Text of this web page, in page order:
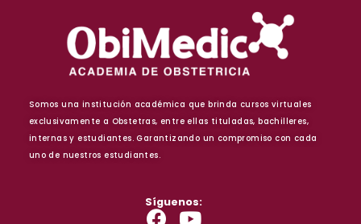
Somos una institución académica que brinda cursos virtuales
exclusivamente a Obstetras, entre ellas tituladas, bachilleres,
internas y estudiantes. Garantizando un compromiso con cada
uno de nuestros estudiantes.
Síguenos: